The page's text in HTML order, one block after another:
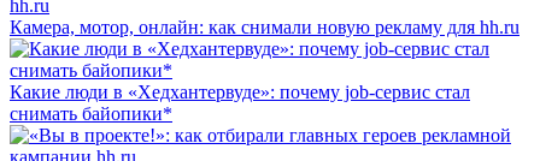
Камера, мотор, онлайн: как снимали новую рекламу для hh.ru
Какие люди в «Хедхантервуде»: почему job-сервис стал
снимать байопики*